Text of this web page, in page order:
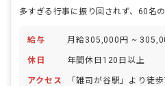
給与 月給305,000円 ~
休日 年間休日120日以上
アクセス 「雑司が谷駅」より徒